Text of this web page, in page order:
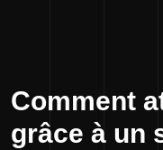
Comment
grâce à un